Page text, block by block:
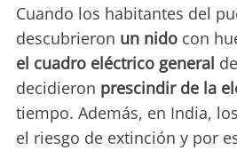
Cuando los habitantes del
descubrieron un nido con
el cuadro eléctrico general
decidieron prescindir de la
tiempo. Además, en India,
el riesgo de extinción y por